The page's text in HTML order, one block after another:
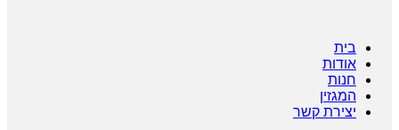
בית
אודות
חנות
המגזין
יצירת קשר